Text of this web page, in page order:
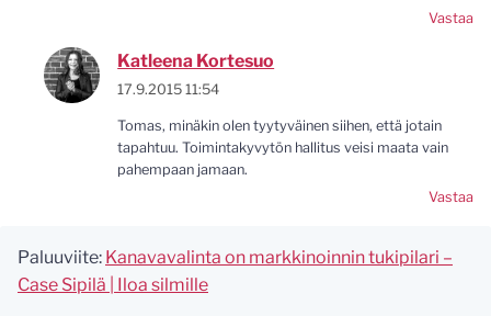
Vastaa
Katleena Kortesuo
17.9.2015 11:54
Tomas, minäkin olen tyytyväinen siihen, että jotain
tapahtuu. Toimintakyvytön hallitus veisi maata vain
pahempaan jamaan.
Vastaa
Paluuviite: Kanavavalinta on markkinoinnin tukipilari –
Case Sipilä | Iloa silmille